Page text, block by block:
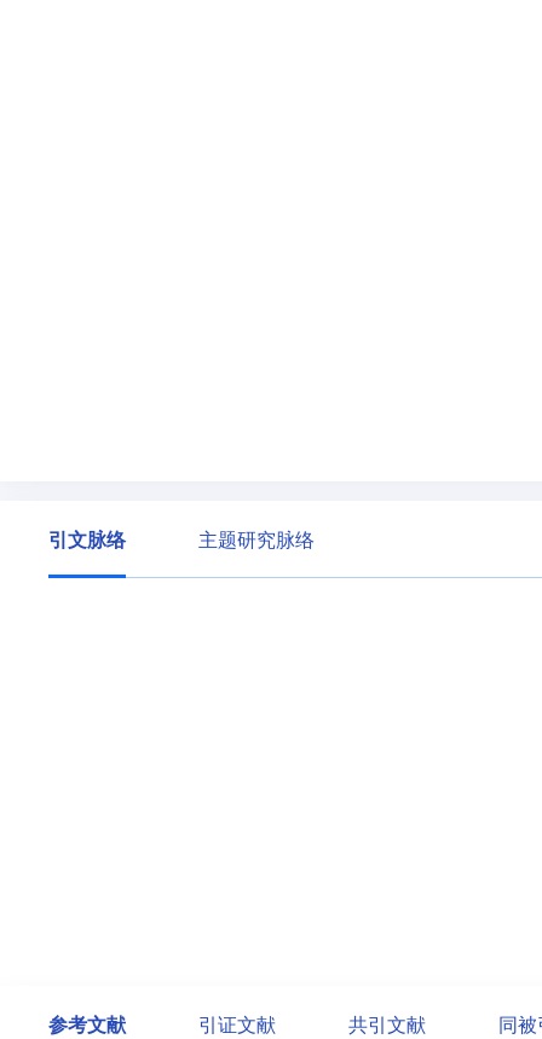
引文脉络 主题研究脉络
参考文献 引证文献 共引文献 同